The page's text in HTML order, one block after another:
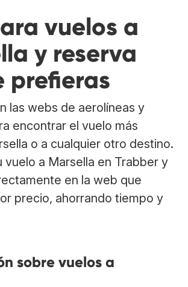
vuelos a
y reserva
prefieras
las webs de aerolíneas y
encontrar el vuelo más
o a cualquier otro destino.
vuelo a Marsella en Trabber y
en la web que
precio, ahorrando tiempo y
sobre vuelos a